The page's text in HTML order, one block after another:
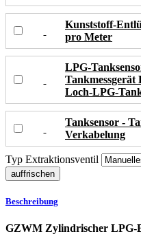
Kunststoff-
pro Meter
LPG-
Loch-LPG-
Tanksensor -
Verkabelung
Typ Extraktionsventil
Beschreibung
GZWM Zylindrischer LPG-